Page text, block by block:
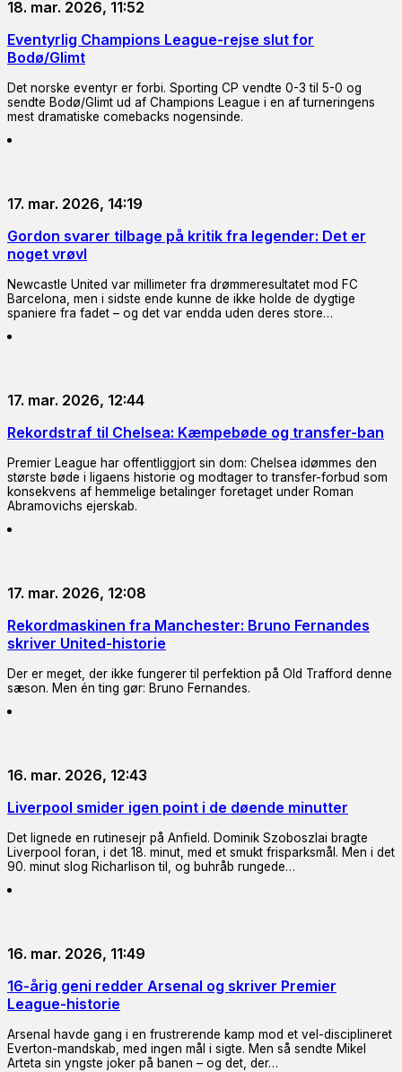
18. mar. 2026, 11:52
Eventyrlig Champions League-rejse slut for
Bodø/Glimt
Det norske eventyr er forbi. Sporting CP vendte 0-3 til 5-0 og
sendte Bodø/Glimt ud af Champions League i en af turneringens
mest dramatiske comebacks nogensinde.
17. mar. 2026, 14:19
Gordon svarer tilbage på kritik fra legender: Det er
noget vrøvl
Newcastle United var millimeter fra drømmeresultatet mod FC
Barcelona, men i sidste ende kunne de ikke holde de dygtige
spaniere fra fadet – og det var endda uden deres store…
17. mar. 2026, 12:44
Rekordstraf til Chelsea: Kæmpebøde og transfer-ban
Premier League har offentliggjort sin dom: Chelsea idømmes den
største bøde i ligaens historie og modtager to transfer-forbud som
konsekvens af hemmelige betalinger foretaget under Roman
Abramovichs ejerskab.
17. mar. 2026, 12:08
Rekordmaskinen fra Manchester: Bruno Fernandes
skriver United-historie
Der er meget, der ikke fungerer til perfektion på Old Trafford denne
sæson. Men én ting gør: Bruno Fernandes.
16. mar. 2026, 12:43
Liverpool smider igen point i de døende minutter
Det lignede en rutinesejr på Anfield. Dominik Szoboszlai bragte
Liverpool foran, i det 18. minut, med et smukt frisparksmål. Men i det
90. minut slog Richarlison til, og buhråb rungede…
16. mar. 2026, 11:49
16-årig geni redder Arsenal og skriver Premier
League-historie
Arsenal havde gang i en frustrerende kamp mod et vel-disciplineret
Everton-mandskab, med ingen mål i sigte. Men så sendte Mikel
Arteta sin yngste joker på banen – og det, der…